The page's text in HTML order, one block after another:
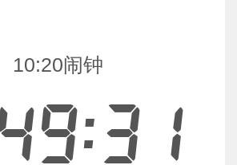
10:20闹钟